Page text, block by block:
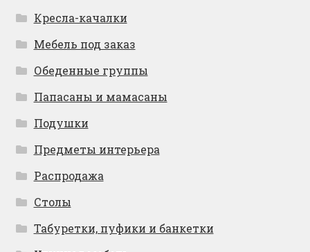
Кресла-качалки
Мебель под заказ
Обеденные группы
Папасаны и мамасаны
Подушки
Предметы интерьера
Распродажа
Столы
Табуретки, пуфики и банкетки